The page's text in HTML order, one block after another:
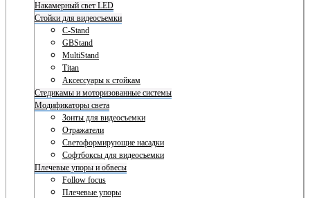
Накамерный свет LED
Стойки для видеосъемки
C-Stand
GBStand
MultiStand
Titan
Аксессуары к стойкам
Стедикамы и моторизованные системы
Модификаторы света
Зонты для видеосъемки
Отражатели
Светоформирующие насадки
Софтбоксы для видеосъемки
Плечевые упоры и обвесы
Follow focus
Плечевые упоры